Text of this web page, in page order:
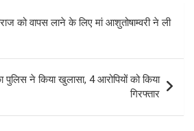
को वापस लाने के लिए मां आशुतोषाम्‍वरी ने ली
ने किया खुलासा, 4 आरोपियों को किया
गिरफ्तार